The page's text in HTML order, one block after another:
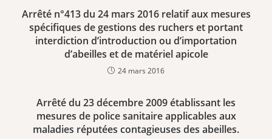
Arrêté n°413 du 24 mars 2016 relatif aux mesures
spécifiques de gestions des ruchers et portant
interdiction d’introduction ou d’importation
d’abeilles et de matériel apicole
24 mars 2016
Arrêté du 23 décembre 2009 établissant les
mesures de police sanitaire applicables aux
maladies réputées contagieuses des abeilles.